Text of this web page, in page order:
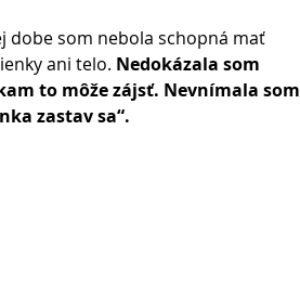
dobe som nebola schopná mať
ani telo. Nedokázala som
to môže zájsť. Nevnímala som
zastav sa“.